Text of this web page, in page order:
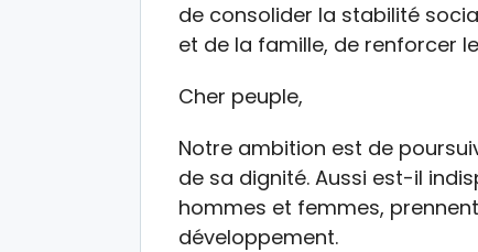
de consolider la stabilité
et de la famille, de renforcer
Cher peuple,
Notre ambition est de
de sa dignité. Aussi est-il
hommes et femmes,
développement.